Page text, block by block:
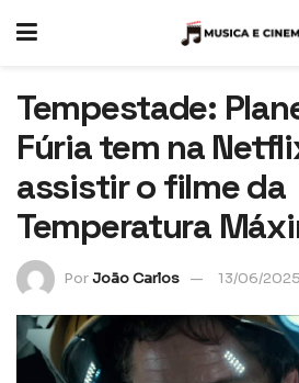
Tempestade:
Fúria tem na
assistir o filme da
Temperatura
PorJoão Carlos 13/06/2025